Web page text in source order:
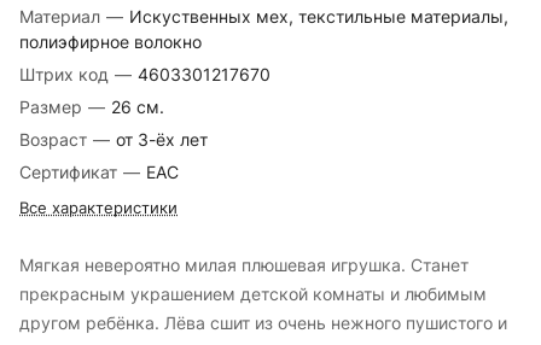
Материал — Искуственных мех, текстильные материалы,
полиэфирное волокно
Штрих код — 4603301217670
Размер — 26 см.
Возраст — от 3-ёх лет
Сертификат — EAC
Все характеристики
Мягкая невероятно милая плюшевая игрушка. Станет
прекрасным украшением детской комнаты и любимым
другом ребёнка. Лёва сшит из очень нежного пушистого и